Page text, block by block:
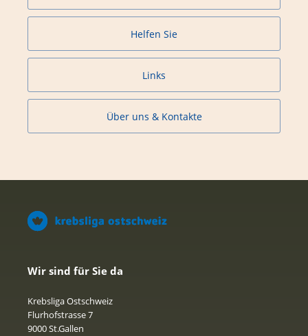
Helfen Sie
Links
Über uns & Kontakte
Wir sind für Sie da
Krebsliga Ostschweiz
Flurhofstrasse 7
9000 St.Gallen